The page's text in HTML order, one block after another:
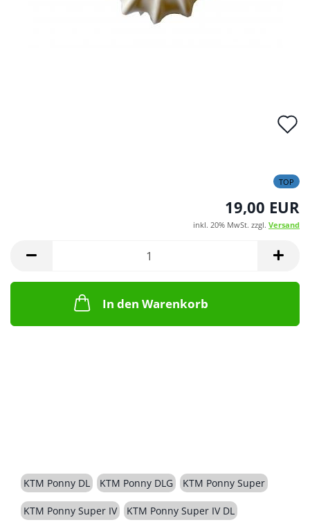
TOP
19,00 EUR
inkl. 20% MwSt. zzgl. Versand
In den Warenkorb
KTM Ponny DL KTM Ponny DLG KTM Ponny Super
KTM Ponny Super IV KTM Ponny Super IV DL